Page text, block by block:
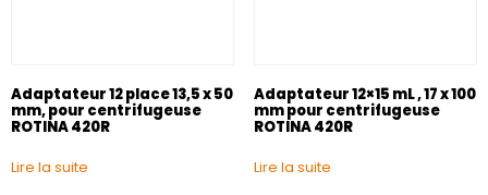
Adaptateur 12 place 13,5 x 50
mm, pour centrifugeuse
ROTINA 420R
Lire la suite
Adaptateur 12×15 mL , 17 x 100
mm pour centrifugeuse
ROTINA 420R
Lire la suite